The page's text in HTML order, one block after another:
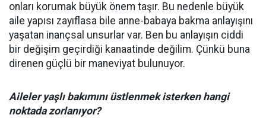
onları korumak büyük önem taşır. Bu nedenle büyük
aile yapısı zayıflasa bile anne-babaya bakma anlayışını
yaşatan inançsal unsurlar var. Ben bu anlayışın ciddi
bir değişim geçirdiği kanaatinde değilim. Çünkü buna
direnen güçlü bir maneviyat bulunuyor.
Aileler yaşlı bakımını üstlenmek isterken hangi
noktada zorlanıyor?